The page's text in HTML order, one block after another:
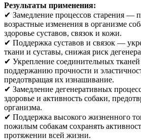
Результаты применения:
✔ Замедление процессов старения —
возрастные изменения в организме
здоровье суставов, связок и кожи.
✔ Поддержка суставов и связок —
ткани и суставы, снижая риск
✔ Укрепление соединительных
поддержанию прочности и
предотвращая их изнашивание.
✔ Замедление дегенеративных
здоровье и активность собаки,
организма.
✔ Поддержка высокого жизненного
пожилым собакам сохранять
протяжении всей жизни.